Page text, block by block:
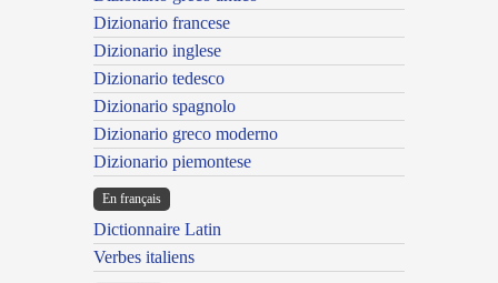
Dizionario francese
Dizionario inglese
Dizionario tedesco
Dizionario spagnolo
Dizionario greco moderno
Dizionario piemontese
En français
Dictionnaire Latin
Verbes italiens